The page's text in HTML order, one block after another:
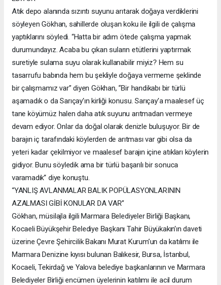
Atık depo alanında sızıntı suyunu arıtarak doğaya verdiklerini
söyleyen Gökhan, sahillerde oluşan koku ile ilgili de çalışma
yaptıklarını söyledi. “Hatta bir adım ötede çalışma yapmak
durumundayız. Acaba bu çıkan suların etütlerini yaptırmak
suretiyle sulama suyu olarak kullanabilir miyiz? Hem su
tasarrufu babında hem bu şekliyle doğaya vermeme şeklinde
bir çalışmamız var” diyen Gökhan, “Bir handikabı bir türlü
aşamadık o da Sarıçay’ın kirliği konusu. Sarıçay’a maalesef üç
tane köyümüz halen daha atık suyunu arıtmadan vermeye
devam ediyor. Onlar da doğal olarak denizle buluşuyor. Bir de
barajın iç tarafındaki köylerden de arıtması var gibi olsa da
yeteri kadar çekilmiyor ve maalesef barajın içine atıkları köylerin
gidiyor. Bunu söyledik ama bir türlü başarılı bir sonuca
varamadık” diye konuştu.
“YANLIŞ AVLANMALAR BALIK POPÜLASYONLARININ
AZALMASI GİBİ KONULAR DA VAR”
Gökhan, müsilajla ilgili Marmara Belediyeler Birliği Başkanı,
Kocaeli Büyükşehir Belediye Başkanı Tahir Büyükakın’ın daveti
üzerine Çevre Şehircilik Bakanı Murat Kurum’un da katılımı ile
Marmara Denizine kıyısı bulunan Balıkesir, Bursa, İstanbul,
Kocaeli, Tekirdağ ve Yalova belediye başkanlarının ve Marmara
Belediyeler Birliği encümen üyelerinin katılımı ile acil durum